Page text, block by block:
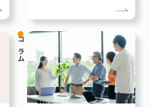
コラム